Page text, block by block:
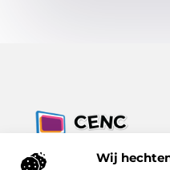
Wij
Jouw bron voor